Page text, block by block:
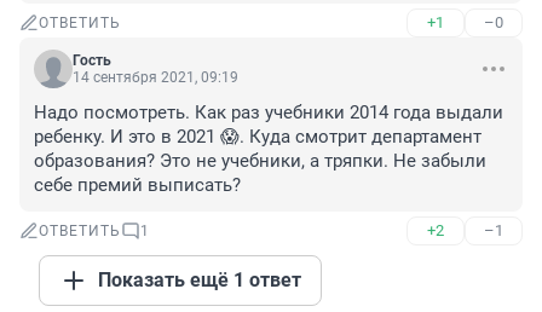
ОТВЕТИТЬ +1 –0
Гость
14 сентября 2021, 09:19
Надо посмотреть. Как раз учебники 2014 года выдали
ребенку. И это в 2021 😱. Куда смотрит департамент
образования? Это не учебники, а тряпки. Не забыли
себе премий выписать?
ОТВЕТИТЬ 1 +2 –1
Показать ещё 1 ответ